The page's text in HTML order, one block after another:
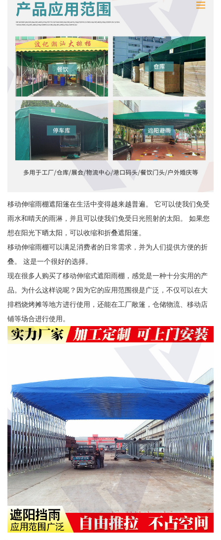
移动伸缩雨棚遮阳篷在生活中变得越来越普遍。 它可以使我们免受
雨水和晴天的雨淋，并且可以使我们免受日光照射的太阳。 如果您
想在阳光下晒太阳，可以收缩和折叠遮阳篷。
移动伸缩雨棚可以满足消费者的日常需求，并为人们提供方便的折
叠。 这是一个很好的选择。
现在很多人购买了移动伸缩式遮阳雨棚，感觉是一种十分实用的产
品。为什么这样说呢？因为它的应用范围很是广泛，不仅可以在大
排档烧烤摊等地方进行使用，还能在工厂敞篷，仓储物流、移动店
铺等场合进行使用。